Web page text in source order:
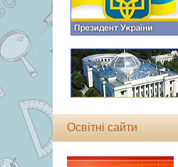
Освітні сайти